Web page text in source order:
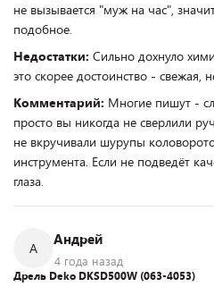
не вызывается "муж на час",
подобное.
Недостатки: Сильно дохнуло
это скорее достоинство - свежая,
Комментарий: Многие пишут -
просто вы никогда не сверлили
не вкручивали шурупы
инструмента. Если не подведёт
глаза.
А
Андрей
4 года назад
Дрель Deko DKSD500W (063-4053)